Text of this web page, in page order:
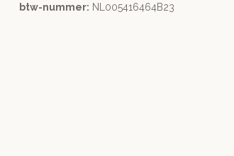
btw-nummer: NL005416464B23